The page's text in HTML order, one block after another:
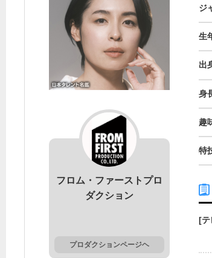
フロム・ファーストプロ
ダクション
プロダクションページヘ
ジ
生
出
身
趣
特
[テ